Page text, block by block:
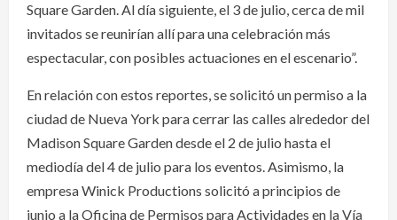
Square Garden. Al día siguiente, el 3 de julio, cerca de mil
invitados se reunirían allí para una celebración más
espectacular, con posibles actuaciones en el escenario”.
En relación con estos reportes, se solicitó un permiso a la
ciudad de Nueva York para cerrar las calles alrededor del
Madison Square Garden desde el 2 de julio hasta el
mediodía del 4 de julio para los eventos. Asimismo, la
empresa Winick Productions solicitó a principios de
junio a la Oficina de Permisos para Actividades en la Vía